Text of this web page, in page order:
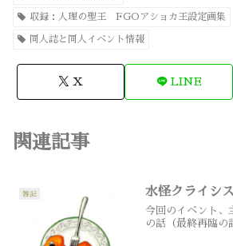
収録：人理の聖王 FGOアショカ王設定画集
同人誌と同人イベント情報
X LINE
関連記事
雑記 水怪クライシ
今回のイベント、
の話（最終再臨の